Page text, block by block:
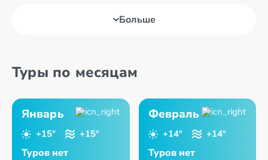
Больше
Туры по месяцам
Январь
+15° +15°
Туров нет
Февраль
+14° +14°
Туров нет